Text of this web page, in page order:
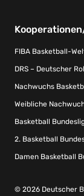
FIBA Basketball-
DRS – Deutscher
Nachwuchs
Weibliche
Basketball
2. Basketball
Damen Basketball
© 2026 Deutscher